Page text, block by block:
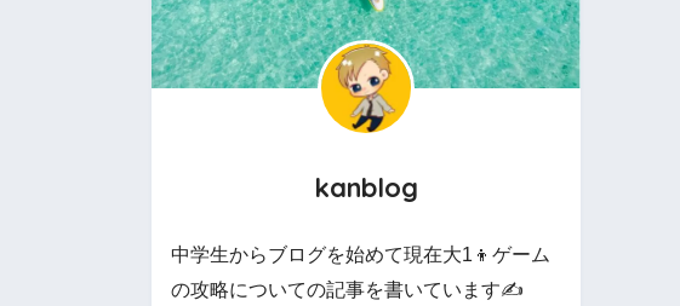
kanblog
中学生からブログを始めて現在大1👦ゲーム
の攻略についての記事を書いています✍️